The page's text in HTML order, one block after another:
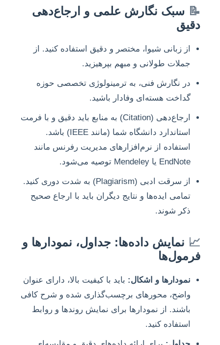
📝 سبک نگارش علمی و ارجاع‌دهی
دقیق
از زبانی شیوا، مختصر و دقیق استفاده کنید. از
جملات طولانی و مبهم بپرهیزید.
در نگارش فنی، به ترمینولوژی تخصصی حوزه
گداخت هسته‌ای وفادار باشید.
ارجاع‌دهی (Citation) به منابع باید دقیق و با فرمت
استاندارد دانشگاه شما (مانند IEEE) باشد.
استفاده از نرم‌افزارهای مدیریت رفرنس مانند
EndNote یا Mendeley توصیه می‌شود.
از سرقت ادبی (Plagiarism) به شدت دوری کنید.
تمامی ایده‌ها و نتایج دیگران باید با ارجاع صحیح
ذکر شوند.
📈 نمایش داده‌ها: جداول، نمودارها و
فرمول‌ها
نمودارها و اشکال: باید با کیفیت بالا، دارای عنوان
واضح، محورهای برچسب‌گذاری شده و شرح کافی
باشند. از نمودارها برای نمایش روندها و روابط
استفاده کنید.